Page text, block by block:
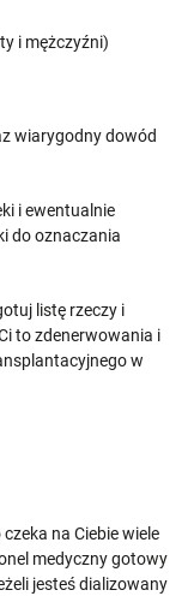
i mężczyźni)
wiarygodny dowód
i ewentualnie
do oznaczania
listę rzeczy i
to zdenerwowania i
w
na Ciebie wiele
medyczny gotowy
jesteś dializowany